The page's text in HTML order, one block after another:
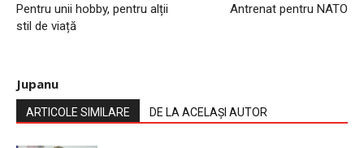
Pentru unii hobby, pentru alții
stil de viață
Antrenat pentru NATO
Jupanu
ARTICOLE SIMILARE DE LA ACELAȘI AUTOR